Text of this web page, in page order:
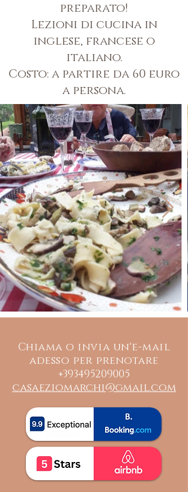
preparato!
Lezioni di cucina in
inglese, francese o
italiano.
Costo: a partire da 60 euro
a persona.
Chiama o invia un'e-mail
adesso per prenotare
+393495209005
casaeziomarchi@gmail.com